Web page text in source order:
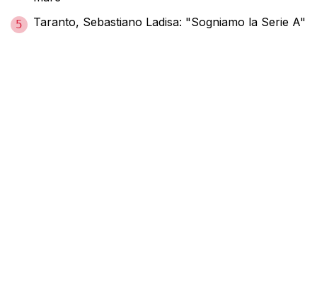
5 Taranto, Sebastiano Ladisa: "Sogniamo la Serie A"